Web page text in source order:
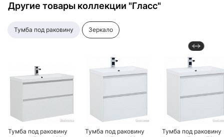
Другие товары коллекции "Гласс"
тумба под раковину зеркало
Тумба под раковину
Тумба под раковину
Тумба под раковину